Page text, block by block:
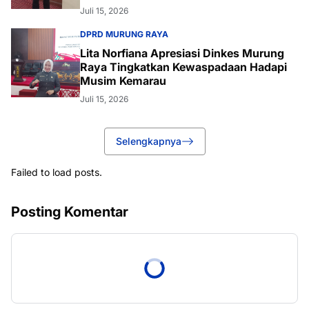
Juli 15, 2026
DPRD MURUNG RAYA
Lita Norfiana Apresiasi Dinkes Murung
Raya Tingkatkan Kewaspadaan Hadapi
Musim Kemarau
Juli 15, 2026
Selengkapnya
Failed to load posts.
Posting Komentar